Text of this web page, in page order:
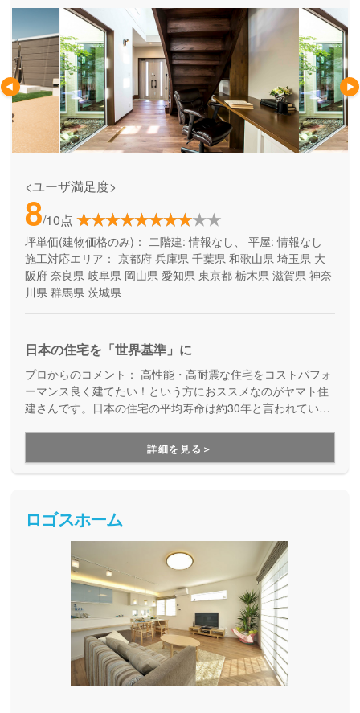
<ユーザ満足度>
8/10点
坪単価(建物価格のみ)： 二階建: 情報なし、 平屋: 情報なし
施工対応エリア： 京都府 兵庫県 千葉県 和歌山県 埼玉県 大
阪府 奈良県 岐阜県 岡山県 愛知県 東京都 栃木県 滋賀県 神奈
川県 群馬県 茨城県
日本の住宅を「世界基準」に
プロからのコメント：
ーマンス良く建てたい！という方におススメなのがヤマト住
建さんです。日本の住宅の平均寿命は約30年と言われていま
詳細を見る＞
ロゴスホーム